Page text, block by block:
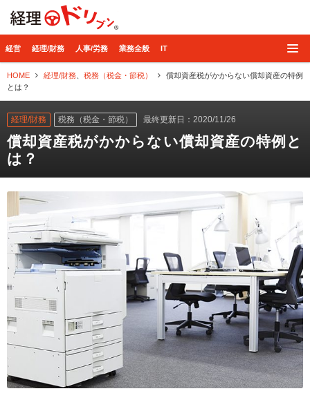
経営 経理/財務 人事/労務 業務全般 IT
HOME 経理/財務 税務（税金・節税）
償却資産税がかからない償却資産の特例
とは？
経理/財務 税務（税金・節税） 最終更新日：2020/11/26
償却資産税がかからない償却資産の特例と
は？